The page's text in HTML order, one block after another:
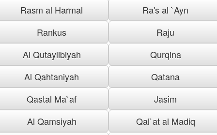
Rasm al Harmal
Ra's al `Ayn
Rankus
Raju
Al Qutaylibiyah
Qurqina
Al Qahtaniyah
Qatana
Qastal Ma`af
Jasim
Al Qamsiyah
Qal`at al Madiq